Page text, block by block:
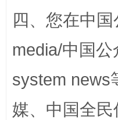
阿坝州三大球赛
四、您在中
media/中国
system news
媒、中国全